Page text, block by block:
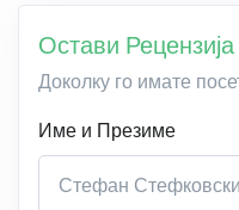
Остави Рецензија
Доколку го имате
Име и Презиме